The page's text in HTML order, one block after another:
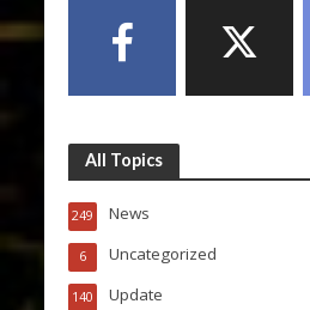
All Topics
News
249
Uncategorized
6
Update
140